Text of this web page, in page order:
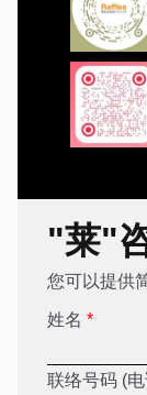
"莱"
您可以提供
姓名 *
联络号码 (